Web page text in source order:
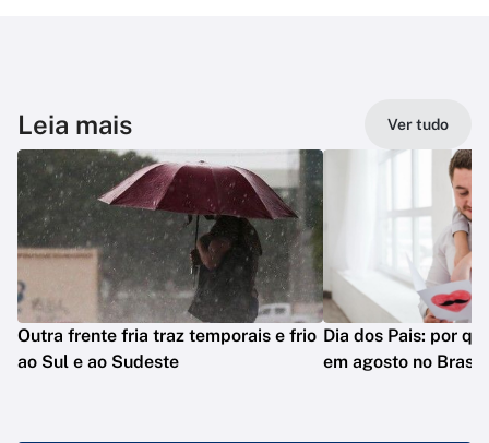
Leia mais Ver tudo
Outra frente fria traz temporais e frio
ao Sul e ao Sudeste
Dia dos Pais: por
em agosto no